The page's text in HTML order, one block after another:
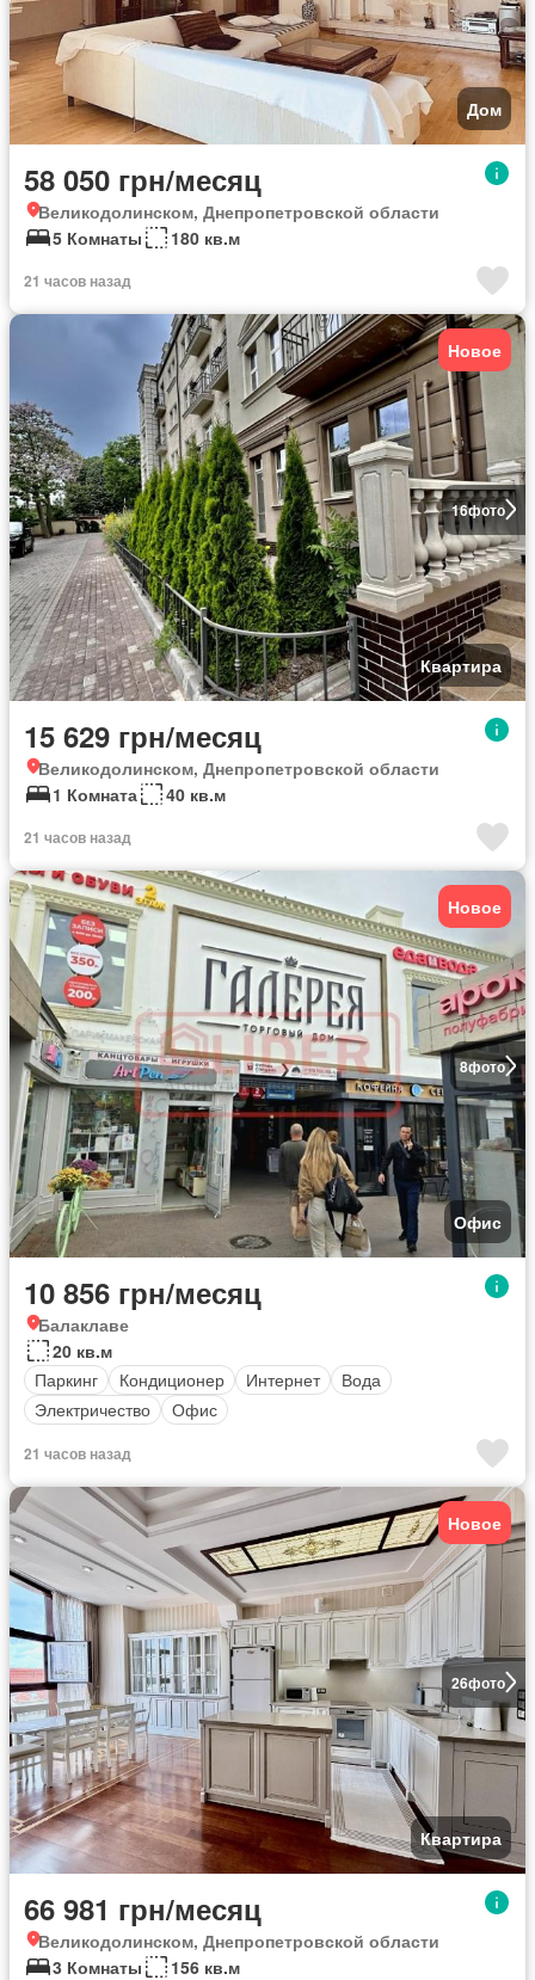
Дом
58 050 грн/месяц
Великодолинском, Днепропетровской области
5 Комнаты
180 кв.м
21 часов назад
16фото
Новое
Квартира
15 629 грн/месяц
Великодолинском, Днепропетровской области
1 Комната
40 кв.м
21 часов назад
8фото
Новое
Офис
10 856 грн/месяц
Балаклаве
20 кв.м
Паркинг
Кондиционер Интернет
Вода
Электричество
Офис
21 часов назад
26фото
Новое
Квартира
66 981 грн/месяц
Великодолинском, Днепропетровской области
3 Комнаты
156 кв.м